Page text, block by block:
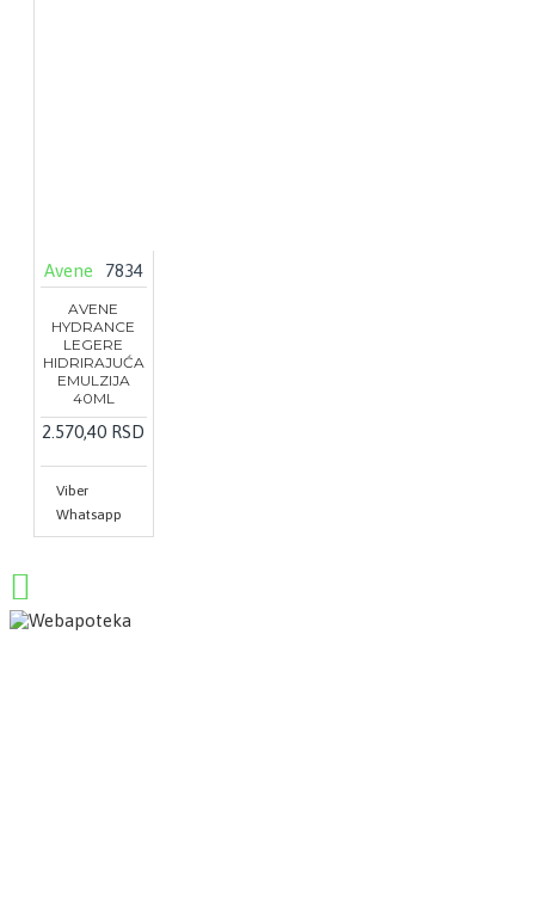
Avene 7834
AVENE
HYDRANCE
LEGERE
HIDRIRAJUĆA
EMULZIJA
40ML
2.570,40 RSD
Viber
Whatsapp